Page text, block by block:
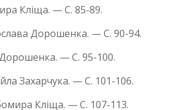
Кліща. — С. 85-89.
Дорошенка. — С. 90-94.
— С. 95-100.
Захарчука. — С. 101-106.
Кліща. — С. 107-113.